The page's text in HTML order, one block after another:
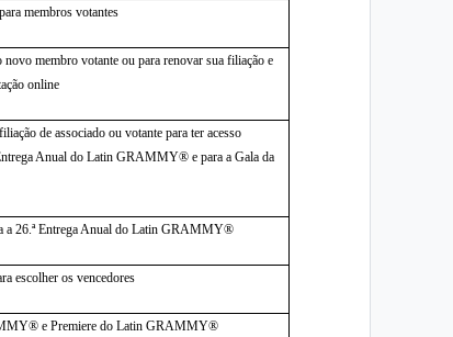
membros votantes
membro votante ou para renovar sua filiação e
online
de associado ou votante para ter acesso
Anual do Latin GRAMMY® e para a Gala da
a 26.ª Entrega Anual do Latin GRAMMY®
escolher os vencedores
e Premiere do Latin GRAMMY®